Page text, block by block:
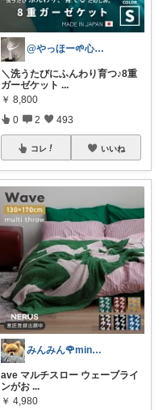
@やっほー🌱心地よい暮らし
＼洗うたびにふんわり育つ♪8重
ガーゼケット ...
￥ 8,800
0 2 493
コレ いいね
みんみん🌹minminღ
ave マルチスロー ウェーブライ
ンがお ...
￥ 4,980